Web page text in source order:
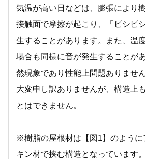
気温が高い日などは、膨張により
接触面で摩擦が起こり、「ピシピ
生することがあります。また、温
場合も同様に音が発生することが
然現象であり性能上問題ありません
大変申し訳ありませんが、構造上
とはできません。
※樹脂の屋根材は【図1】のように
キン材で挟む構造となっています